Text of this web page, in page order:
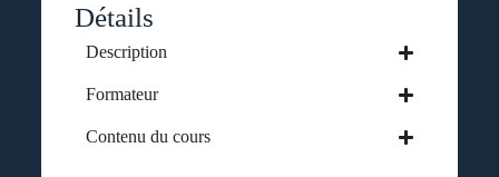
Détails
Description
Formateur
Contenu du cours